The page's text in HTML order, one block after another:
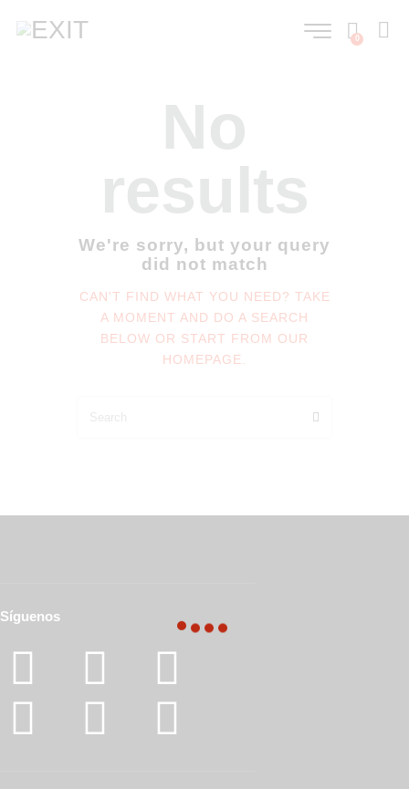
0
No
results
We're sorry, but your query
did not match
CAN'T FIND WHAT YOU NEED? TAKE
A MOMENT AND DO A SEARCH
BELOW OR START FROM OUR
HOMEPAGE.
Síguenos